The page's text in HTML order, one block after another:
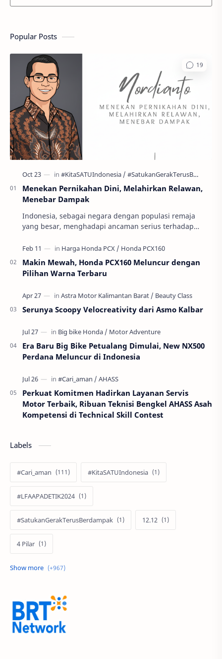
Popular Posts
Menekan Pernikahan Dini, Melahirkan Relawan,
Menebar Dampak
Indonesia, sebagai negara dengan populasi remaja
yang besar, menghadapi ancaman serius terhadap
per…
Makin Mewah, Honda PCX160 Meluncur dengan
Pilihan Warna Terbaru
Serunya Scoopy Velocreativity dari Asmo Kalbar
Era Baru Big Bike Petualang Dimulai, New NX500
Perdana Meluncur di Indonesia
Perkuat Komitmen Hadirkan Layanan Servis
Motor Terbaik, Ribuan Teknisi Bengkel AHASS Asah
Kompetensi di Technical Skill Contest
Labels
#Cari_aman #KitaSATUIndonesia
#LFAAPADETIK2024
#SatukanGerakTerusBerdampak 12.12
4 Pilar
60 Tahun
Acer Edu Tech 2024